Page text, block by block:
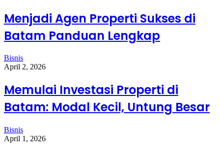
Menjadi Agen Properti Sukses di
Batam Panduan Lengkap
Bisnis
April 2, 2026
Memulai Investasi Properti di
Batam: Modal Kecil, Untung Besar
Bisnis
April 1, 2026